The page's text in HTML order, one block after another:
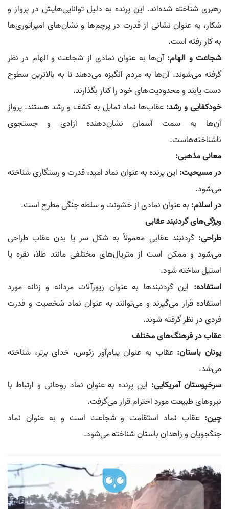
رهبری شناخته شده‌اند. این پرنده به دلیل توانایی‌هایش در پرواز و
شکار، به عنوان نشانی از قدرت در پرچم‌ها و نشان‌های امپراتوری‌ها
به کار رفته است.
شجاعت و الهام: آن‌ها به عنوان نمادی از شجاعت و الهام در نظر
گرفته می‌شوند. آن‌ها به مردم انگیزه می‌دهند تا به بالاترین سطوح
دست یابند و محدودیت‌های خود را کنار بگذارند.
خودکفایی و رشد: عقاب‌ها نماد تمایل به کشف و رشد هستند. پرواز
آن‌ها به سمت آسمان نشان‌دهنده آزادی و جستجوی
ناشناخته‌هاست.
معانی مذهبی:
در مسیحیت: این پرنده به عنوان نماد امید، قدرت و رستگاری شناخته
می‌شود.
در اسلام: به عنوان نمادی از خشونت و سلطه جنگی مطرح است.
ویژگی‌های گردنبند عقابی
طراحی: گردنبند عقابی معمولاً به شکل سر یا بدن عقاب طراحی
می‌شود و ممکن است از متریال‌های مختلفی مانند طلا، نقره یا
استیل ساخته شود.
استفاده: این گردنبندها به عنوان زیورآلات مردانه و زنانه مورد
استفاده قرار می‌گیرند و می‌توانند به عنوان نماد شخصیت و قدرت
فردی در نظر گرفته شوند.
عقاب در فرهنگ‌های مختلف
یونان باستان: عقاب به عنوان پیام‌آور زئوس، خدای برتر، شناخته
می‌شد.
سرخپوستان آمریکایی: این پرنده به عنوان نماد روحانی و ارتباط با
نیروهای طبیعت مورد احترام قرار می‌گرفت.
چین: عقاب نماد استقامت و شجاعت است و به عنوان نماد
جنگجویان و زاهدان باستان شناخته می‌شود.